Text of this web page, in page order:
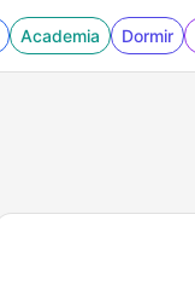
Academia Dormir